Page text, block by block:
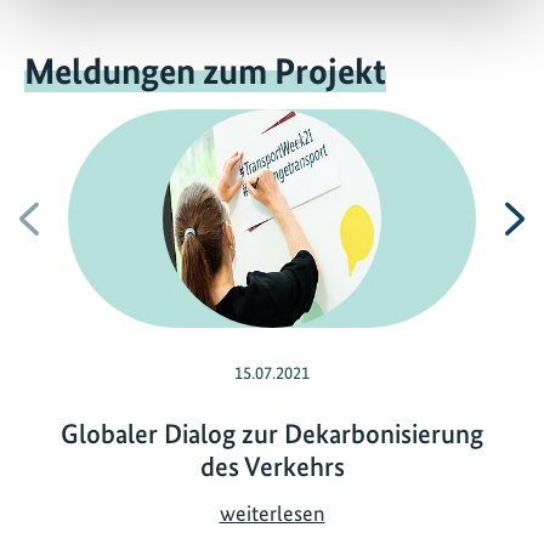
Meldungen zum Projekt
Vorherige
15.07.2021
Globaler Dialog zur Dekarbonisierung
des Verkehrs
weiterlesenG